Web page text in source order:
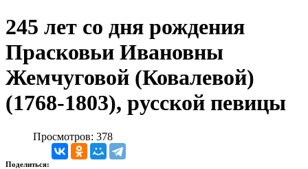
245 лет со дня рождения
Прасковьи Ивановны
Жемчуговой (Ковалевой)
(1768-1803), русской певицы
Просмотров: 378
Поделиться: